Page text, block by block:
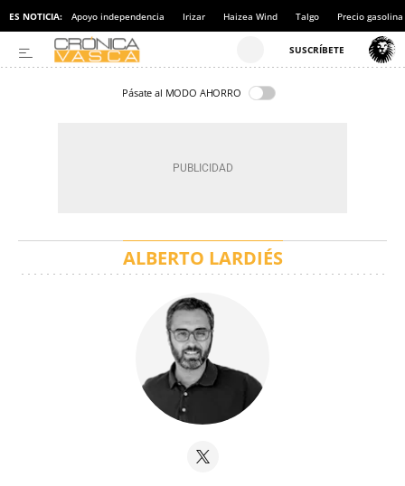
ES NOTICIA: Apoyo independencia Irizar Haizea Wind Talgo Precio gasolina
Pásate al MODO AHORRO
ALBERTO LARDIÉS